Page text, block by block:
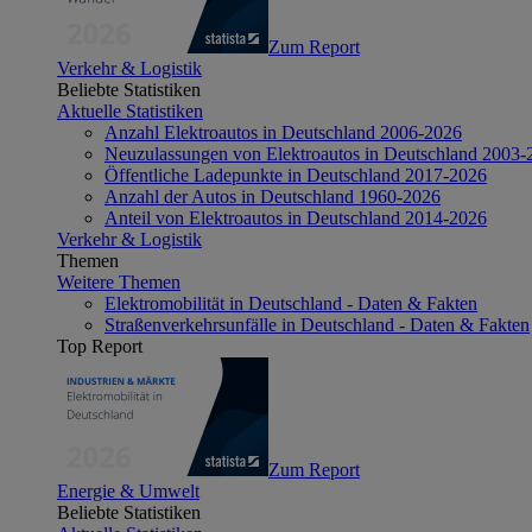
Zum Report
Verkehr & Logistik
Beliebte Statistiken
Aktuelle Statistiken
Anzahl Elektroautos in Deutschland 2006-2026
Neuzulassungen von Elektroautos in Deutschland 2003-
Öffentliche Ladepunkte in Deutschland 2017-2026
Anzahl der Autos in Deutschland 1960-2026
Anteil von Elektroautos in Deutschland 2014-2026
Verkehr & Logistik
Themen
Weitere Themen
Elektromobilität in Deutschland - Daten & Fakten
Straßenverkehrsunfälle in Deutschland - Daten & Fakten
Top Report
Zum Report
Energie & Umwelt
Beliebte Statistiken